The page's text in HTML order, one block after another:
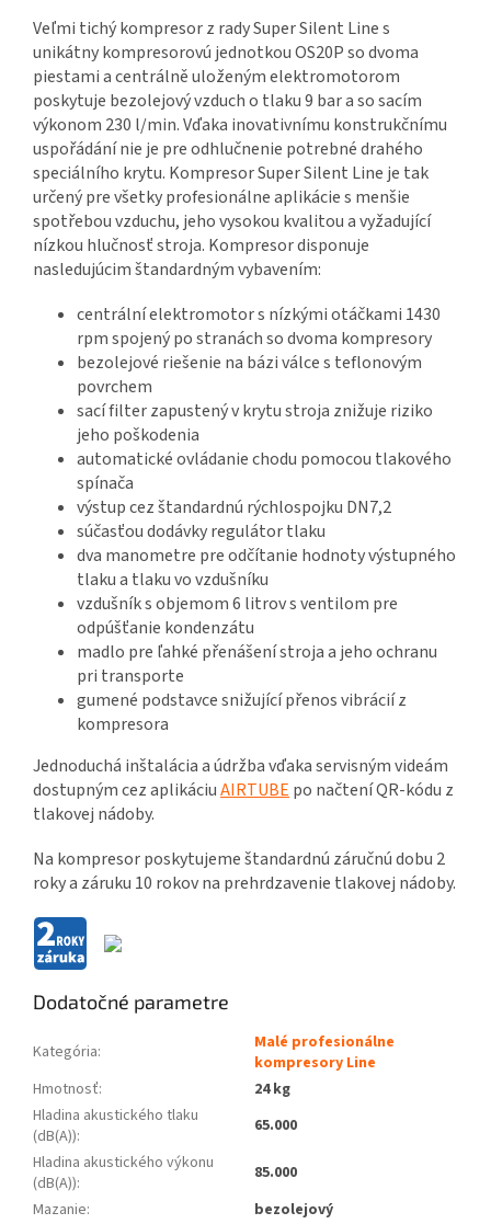
Veľmi tichý kompresor z rady Super Silent Line s
unikátny kompresorovú jednotkou OS20P so dvoma
piestami a centrálně uloženým elektromotorom
poskytuje bezolejový vzduch o tlaku 9 bar a so sacím
výkonom 230 l/min. Vďaka inovativnímu konstrukčnímu
uspořádání nie je pre odhlučnenie potrebné drahého
speciálního krytu. Kompresor Super Silent Line je tak
určený pre všetky profesionálne aplikácie s menšie
spotřebou vzduchu, jeho vysokou kvalitou a vyžadující
nízkou hlučnosť stroja. Kompresor disponuje
nasledujúcim štandardným vybavením:
centrální elektromotor s nízkými otáčkami 1430
rpm spojený po stranách so dvoma kompresory
bezolejové riešenie na bázi válce s teflonovým
povrchem
sací filter zapustený v krytu stroja znižuje riziko
jeho poškodenia
automatické ovládanie chodu pomocou tlakového
spínača
výstup cez štandardnú rýchlospojku DN7,2
súčasťou dodávky regulátor tlaku
dva manometre pre odčítanie hodnoty výstupného
tlaku a tlaku vo vzdušníku
vzdušník s objemom 6 litrov s ventilom pre
odpúšťanie kondenzátu
madlo pre ľahké přenášení stroja a jeho ochranu
pri transporte
gumené podstavce snižující přenos vibrácií z
kompresora
Jednoduchá inštalácia a údržba vďaka servisným videám
dostupným cez aplikáciuAIRTUBE po načtení QR-kódu z
tlakovej nádoby.
Na kompresor poskytujeme štandardnú záručnú dobu 2
roky a záruku 10 rokov na prehrdzavenie tlakovej nádoby.
Dodatočné parametre
Kategória:
Malé profesionálne
kompresory Line
Hmotnosť:
24 kg
Hladina akustického tlaku
(dB(A)):
65.000
Hladina akustického výkonu
(dB(A)):
85.000
Mazanie:
bezolejový